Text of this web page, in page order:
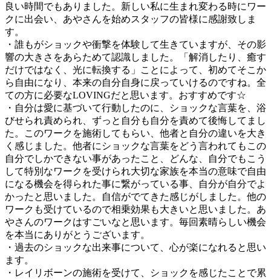
良い時間でもありました。新しい私に生まれ変わる時にワー
クに出会い、あやさんを始めスタッフの皆様に感謝致しま
す。
・誰もがショックや衝撃を体験して生きていますが、その影
響の大きさをあらためて認識しました。「解消したり、癒す
だけではなく、光に転換する」ことによって、初めてそこか
ら自由になり、本来の自分自身に戻っていけるのですね。全
ての方に必要なLOVINGだと思います。おすすめです☆
・自分は愛に基づいて行動したのに、ショックな言葉を、浴
びせられ責められ、ずっと自分も自分を責めて後悔してまし
た。このワークを施術してもらい、他者と自分の違いを大き
く感じました。他者にショックな言葉をどう言われてもこの
自分でしかできない事があったこと、どんな、自分でもこう
して特別なワークを受けられ大切な家族を本当の意味で自由
になる機会を得られた事に繋がっている事、自分が自分でよ
かったと思いました。自信がでてきた感じがしました。他の
ワークも受けているので相乗効果も大きいと思いました。あ
やさんのワークはすごいなと思います。毎回素晴らしい機会
を本当にありがとうございます。
・過去のショックな出来事について、心が楽になれると思い
ます。
・レイリボーンの施術を受けて、ショックを感じたことで累